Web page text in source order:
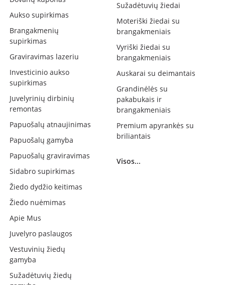
Aukso supirkimas
Brangakmenių
supirkimas
Graviravimas lazeriu
Investicinio aukso
supirkimas
Juvelyrinių dirbinių
remontas
Papuošalų atnaujinimas
Papuošalų gamyba
Papuošalų graviravimas
Sidabro supirkimas
Žiedo dydžio keitimas
Žiedo nuėmimas
Apie Mus
Juvelyro paslaugos
Vestuvinių žiedų
gamyba
Sužadėtuvių žiedų
Sužadėtuvių žiedai
Moteriški žiedai su
brangakmeniais
Vyriški žiedai su
brangakmeniais
Auskarai su deimantais
Grandinėlės su
pakabukais ir
brangakmeniais
Premium apyrankės su
briliantais
Visos...